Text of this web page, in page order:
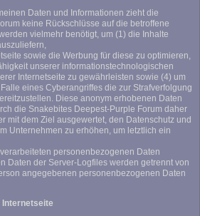
Daten und Informationen zieht die
keine Rückschlüsse auf die betroffene
vielmehr benötigt, um (1) die Inhalte
sowie die Werbung für diese zu optimieren,
unserer informationstechnologischen
Internetseite zu gewährleisten sowie (4) um
eines Cyberangriffes die zur Strafverfolgung
Diese anonym erhobenen Daten
die Snakebites Deepest-Purple Forum daher
mit dem Ziel ausgewertet, den Datenschutz und
Unternehmen zu erhöhen, um letztlich ein
personenbezogenen Daten
Daten der Server-Logfiles werden getrennt von
angegebenen personenbezogenen Daten